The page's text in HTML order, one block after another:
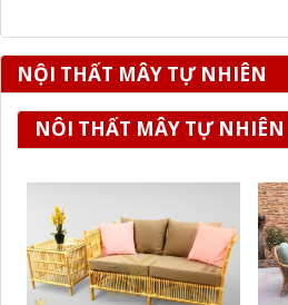
NỘI THẤT MÂY TỰ NHIÊN
NÔI THẤT MÂY TỰ NHIÊN